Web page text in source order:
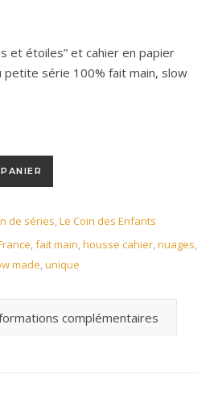
et étoiles” et cahier en papier
petite série 100% fait main, slow
et petit cahier, motif nuage
de séries,Le Coin des Enfants
,fait main,housse cahier,nuages,
made,unique
complémentaires